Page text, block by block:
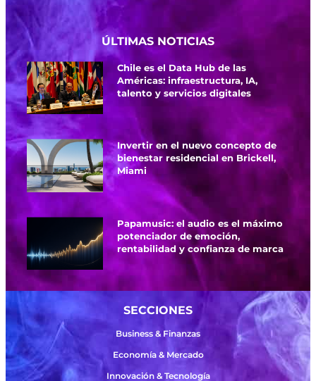
ÚLTIMAS NOTICIAS
Chile es el Data Hub de las
Américas: infraestructura, IA,
talento y servicios digitales
Invertir en el nuevo concepto de
bienestar residencial en Brickell,
Miami
Papamusic: el audio es el máximo
potenciador de emoción,
rentabilidad y confianza de marca
SECCIONES
Business & Finanzas
Economía & Mercado
Innovación & Tecnología